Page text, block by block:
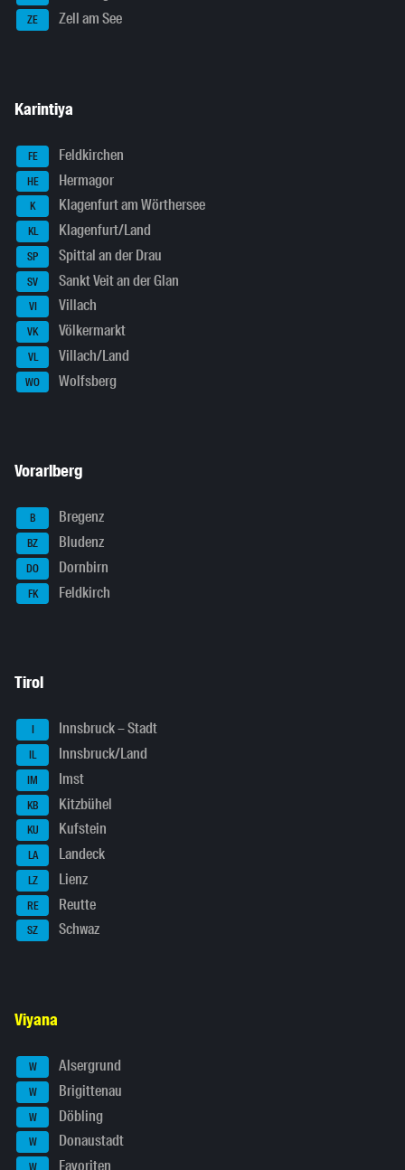
ZE Zell am See
Karintiya
FE Feldkirchen
HE Hermagor
K Klagenfurt am Wörthersee
KL Klagenfurt/Land
SP Spittal an der Drau
SV Sankt Veit an der Glan
VI Villach
VK Völkermarkt
VL Villach/Land
WO Wolfsberg
Vorarlberg
B Bregenz
BZ Bludenz
DO Dornbirn
FK Feldkirch
Tirol
I Innsbruck – Stadt
IL Innsbruck/Land
IM Imst
KB Kitzbühel
KU Kufstein
LA Landeck
LZ Lienz
RE Reutte
SZ Schwaz
Viyana
W Alsergrund
W Brigittenau
W Döbling
W Donaustadt